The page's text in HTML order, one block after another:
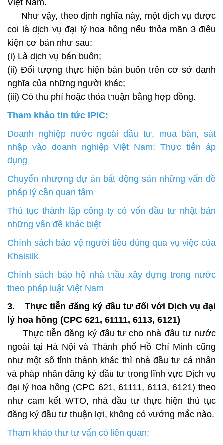
Việt Nam.
Như vậy, theo định nghĩa này, một dịch vụ được
coi là dịch vụ đại lý hoa hồng nếu thỏa mãn 3 điều
kiện cơ bản như sau:
(i) Là dịch vụ bán buôn;
(ii) Đối tượng thực hiện bán buôn trên cơ sở danh
nghĩa của những người khác;
(iii) Có thu phí hoặc thỏa thuận bằng hợp đồng.
Tham khảo tin tức IPIC:
Doanh nghiệp nước ngoài đầu tư, mua bán, sát
nhập vào doanh nghiệp Việt Nam: Thực tiễn áp
dụng
Chuyển nhượng dự án bất động sản những vấn đề
pháp lý cần quan tâm
Thủ tục thành lập công ty có vốn đầu tư nhật bản
những vấn đề khác biệt
Chính sách bảo vệ người tiêu dùng qua vụ việc của
Khaisilk
Chính sách bảo hộ nhà thầu xây dựng trong nước
theo pháp luật Việt Nam
3. Thực tiễn đăng ký đầu tư đối với Dịch vụ đại
lý hoa hồng (CPC 621, 61111, 6113, 6121)
Thực tiễn đăng ký đầu tư cho nhà đầu tư nước
ngoài tại Hà Nội và Thành phố Hồ Chí Minh cũng
như một số tỉnh thành khác thì nhà đầu tư cá nhân
và pháp nhân đăng ký đầu tư trong lĩnh vực Dịch vụ
đại lý hoa hồng (CPC 621, 61111, 6113, 6121) theo
như cam kết WTO, nhà đầu tư thực hiện thủ tục
đăng ký đầu tư thuận lợi, không có vướng mắc nào.
Tham khảo thư tư vấn có liên quan: